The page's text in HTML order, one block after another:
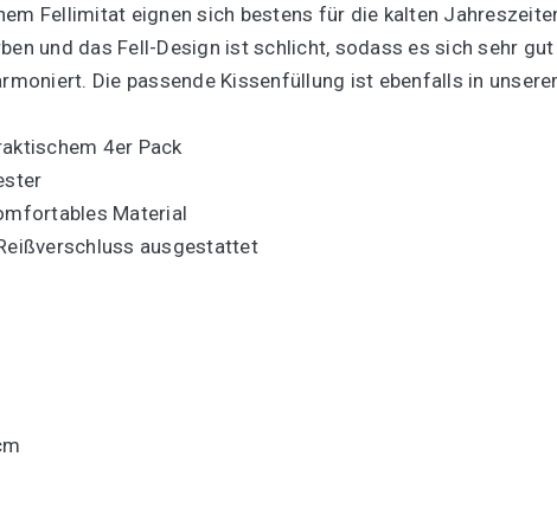
Fellimitat eignen sich bestens für die kalten
und das Fell-Design ist schlicht, sodass es sich sehr
Die passende Kissenfüllung ist ebenfalls in
4er Pack
Material
ausgestattet